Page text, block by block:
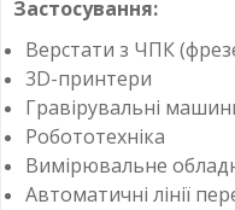
Застосування:
Верстати з ЧПК
3D-принтери
Гравірувальні
Робототехніка
Вимірювальне
Автоматичні лінії